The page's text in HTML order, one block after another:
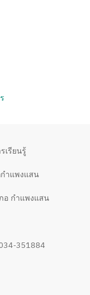
เรียนรู้
ำแพงแสน
อ กำแพงแสน
351884